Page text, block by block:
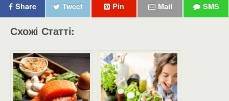
Share Tweet Pin Mail SMS
Схожі Статті: